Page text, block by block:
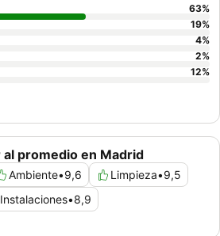
promedio en Madrid
Ambiente•9,6 Limpieza•9,5
Instalaciones•8,9
63%
19%
4%
2%
12%